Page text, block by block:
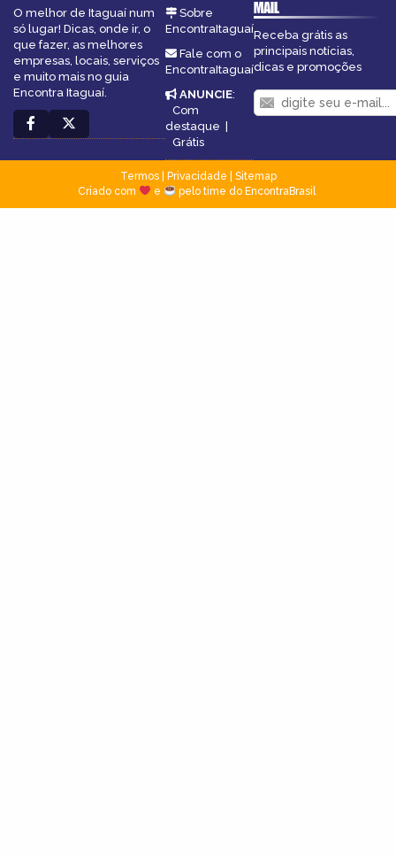
O melhor de Itaguaí num
só lugar! Dicas, onde ir, o
que fazer, as melhores
empresas, locais, serviços
e muito mais no guia
Encontra Itaguaí.
Sobre
EncontraItaguaí
Fale com o
EncontraItaguaí
ANUNCIE:
Com
destaque |
Grátis
MAIL
Receba grátis as
principais notícias,
dicas e promoções
Termos| Privacidade
Sitemap
Criado com
e pelo time do EncontraBrasil